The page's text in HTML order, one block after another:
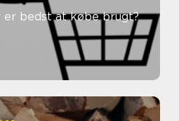
er bedst at købe brugt?